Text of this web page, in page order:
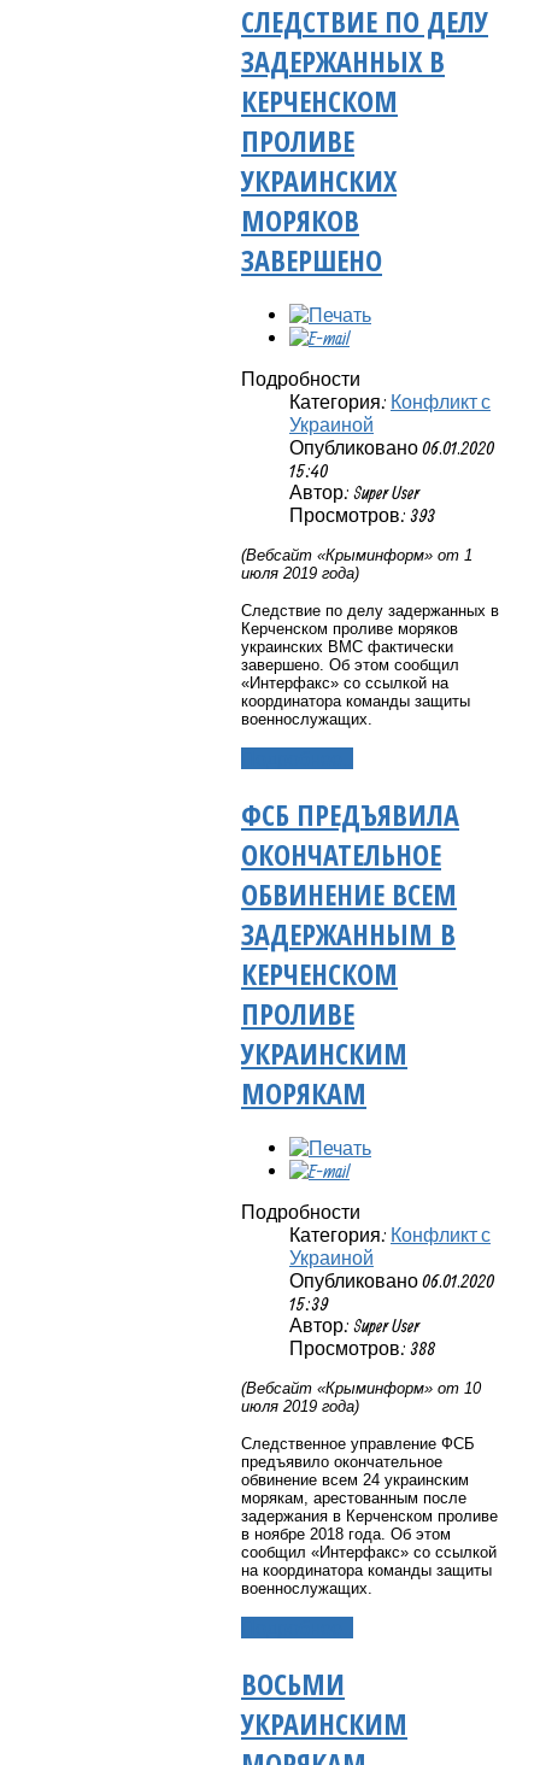
СЛЕДСТВИЕ ПО ДЕЛУ
ЗАДЕРЖАННЫХ В
КЕРЧЕНСКОМ
ПРОЛИВЕ
УКРАИНСКИХ
МОРЯКОВ
ЗАВЕРШЕНО
Подробности
Категория: Конфликт с
Украиной
Опубликовано 06.01.2020
15:40
Автор: Super User
Просмотров: 393
(Вебсайт «Крыминформ» от 1
июля 2019 года)
Следствие по делу задержанных в
Керченском проливе моряков
украинских ВМС фактически
завершено. Об этом сообщил
«Интерфакс» со ссылкой на
координатора команды защиты
военнослужащих.
ФСБ ПРЕДЪЯВИЛА
ОКОНЧАТЕЛЬНОЕ
ОБВИНЕНИЕ ВСЕМ
ЗАДЕРЖАННЫМ В
КЕРЧЕНСКОМ
ПРОЛИВЕ
УКРАИНСКИМ
МОРЯКАМ
Подробности
Категория: Конфликт с
Украиной
Опубликовано 06.01.2020
15:39
Автор: Super User
Просмотров: 388
(Вебсайт «Крыминформ» от 10
июля 2019 года)
Следственное управление ФСБ
предъявило окончательное
обвинение всем 24 украинским
морякам, арестованным после
задержания в Керченском проливе
в ноябре 2018 года. Об этом
сообщил «Интерфакс» со ссылкой
на координатора команды защиты
военнослужащих.
ВОСЬМИ
УКРАИНСКИМ